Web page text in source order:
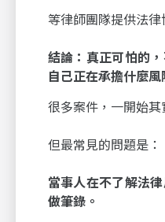
等律師團隊提供法律
結論：真正可怕的
自己正在承擔什麼風
很多案件，一開始其
但最常見的問題是：
當事人在不了解法
做筆錄。